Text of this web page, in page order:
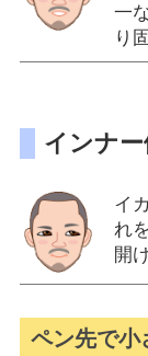
一
り
インナ
イ
れ
開
ペン先で小